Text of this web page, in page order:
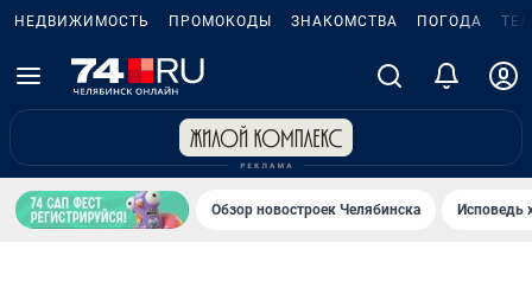
НЕДВИЖИМОСТЬ ПРОМОКОДЫ ЗНАКОМСТВА ПОГОДА
Обзор новостроек Челябинска Исповедь